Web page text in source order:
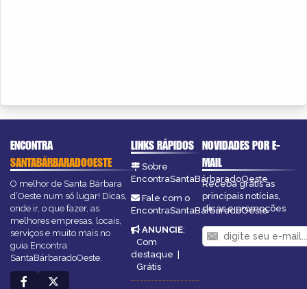
ENCONTRA
SANTABÁRBARADOOESTE
O melhor de Santa Bárbara
d’Oeste num só lugar! Dicas,
onde ir, o que fazer, as
melhores empresas, locais,
serviços e muito mais no
guia Encontra
SantaBárbaradoOeste.
LINKS RÁPIDOS
Sobre
EncontraSantaBárbaradoOeste
Fale com o
EncontraSantaBárbaradoOeste
ANUNCIE:
Com
destaque |
Grátis
NOVIDADES POR E-
MAIL
Receba grátis as
principais notícias,
dicas e promoções